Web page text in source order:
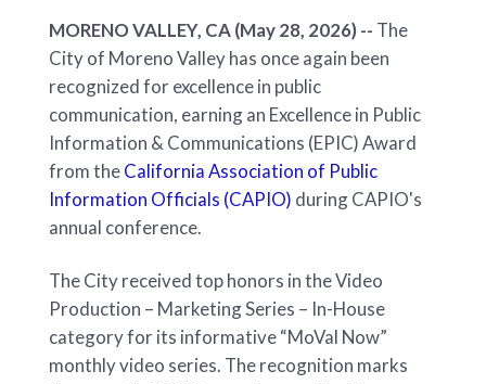
MORENO VALLEY, CA (May 28, 2026) -- The
City of Moreno Valley has once again been
recognized for excellence in public
communication, earning an Excellence in Public
Information & Communications (EPIC) Award
from theCalifornia Association of Public
Information Officials (CAPIO) during CAPIO's
annual conference.
The City received top honors in the Video
Production – Marketing Series – In-House
category for its informative “MoVal Now”
monthly video series. The recognition marks